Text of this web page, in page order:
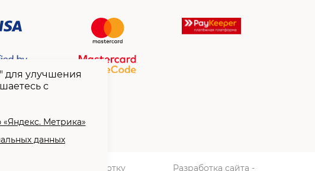
Согласие на обработку Разработка сайта -
для улучшения
с
Метрика»
данных